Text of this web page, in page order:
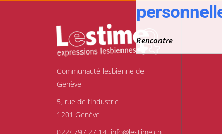
Rencontre
Communauté lesbienne de
Genève
5, rue de l’Industrie
1201 Genève
022/ 797 27 14 info@lestime.ch